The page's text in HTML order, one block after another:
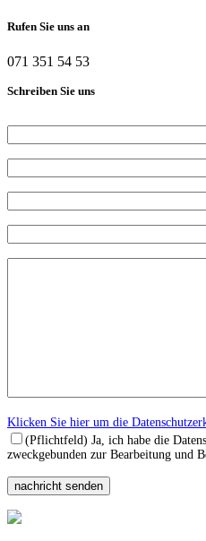
Rufen Sie uns an
071 351 54 53
Schreiben Sie uns
Klicken Sie hier um die
(Pflichtfeld) Ja, ich habe die
zweckgebunden zur Bearbeitung und